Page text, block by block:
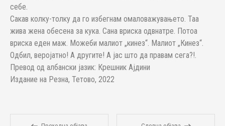
себе.
Сакав колку-толку да го избегнам омаловажувањето. Таа
жива жена обесена за кука. Сана вриска одвнатре. Потоа
вриска еден маж. Можеби малиот „кинез“. Малиот „Кинез“.
Одбил, веројатно! А другите! А јас што да правам сега?!.
Превод од албански јазик: Крешник Ајдини
Издание на Резна, Тетово, 2022